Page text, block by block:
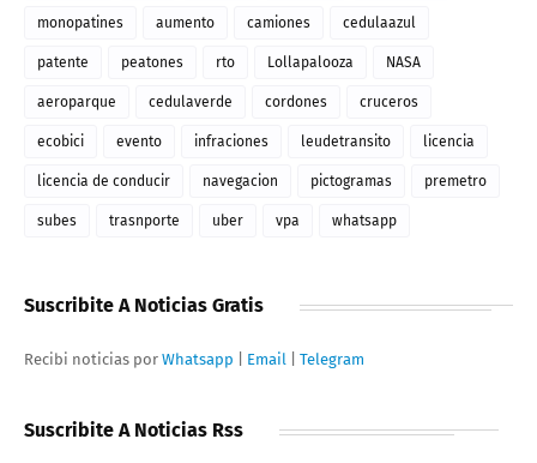
monopatines aumento camiones cedulaazul
patente peatones rto Lollapalooza NASA
aeroparque cedulaverde cordones cruceros
ecobici evento infraciones leudetransito licencia
licencia de conducir navegacion pictogramas premetro
subes trasnporte uber vpa whatsapp
Suscribite A Noticias Gratis
Recibi noticias por Whatsapp Email Telegram
Suscribite A Noticias Rss